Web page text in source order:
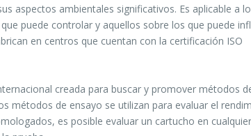
aspectos ambientales significativos. Es aplicable a
puede controlar y aquellos sobre los que puede
en centros que cuentan con la certificación ISO
creada para buscar y promover métodos
métodos de ensayo se utilizan para evaluar el
es posible evaluar un cartucho en